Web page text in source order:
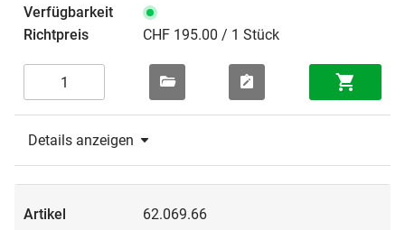
CHF 195.00 / 1 Stück
Details anzeigen
62.069.66